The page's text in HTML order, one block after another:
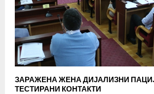
ЗАРАЖЕНА ЖЕНА ДИЈАЛИЗНИ
ТЕСТИРАНИ КОНТАКТИ